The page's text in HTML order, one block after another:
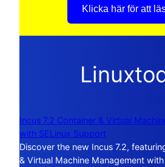
Klicka här för att
Incus 7.2 Container & Virtual
with SELinux Support
Discover the new Incus 7.2,
& Virtual Machine Management